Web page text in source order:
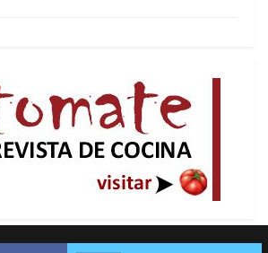
y legales pertinentes, y aplicar la
dinámica en los
para buscar solución
de la deuda como única
situación de conflicto creciente y